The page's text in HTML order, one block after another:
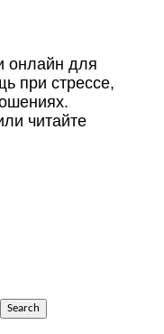
онлайн для
при стрессе,
читайте